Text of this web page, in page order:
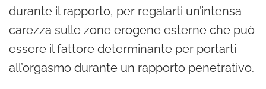
durante il rapporto, per regalarti un’intensa
carezza sulle zone erogene esterne che può
essere il fattore determinante per portarti
all’orgasmo durante un rapporto penetrativo.